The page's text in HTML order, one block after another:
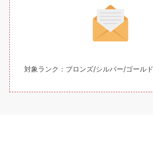
対象ランク：ブロンズ/シルバー/ゴールド